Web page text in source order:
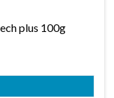
plus 100g